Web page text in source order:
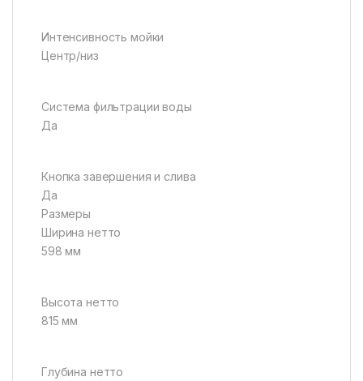
Интенсивность мойки
Центр/низ
Система фильтрации воды
Да
Кнопка завершения и слива
Да
Размеры
Ширина нетто
598 мм
Высота нетто
815 мм
Глубина нетто